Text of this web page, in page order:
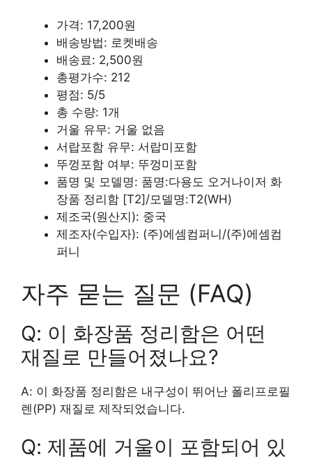
가격: 17,200원
배송방법: 로켓배송
배송료: 2,500원
총평가수: 212
평점: 5/5
총 수량: 1개
거울 유무: 거울 없음
서랍포함 유무: 서랍미포함
뚜껑포함 여부: 뚜껑미포함
품명 및 모델명: 품명:다용도 오거나이저 화
장품 정리함 [T2]/모델명:T2(WH)
제조국(원산지): 중국
제조자(수입자): (주)에셈컴퍼니/(주)에셈컴
퍼니
자주 묻는 질문 (FAQ)
Q: 이 화장품 정리함은 어떤
재질로 만들어졌나요?
A: 이 화장품 정리함은 내구성이 뛰어난 폴리프로필
렌(PP) 재질로 제작되었습니다.
Q: 제품에 거울이 포함되어 있